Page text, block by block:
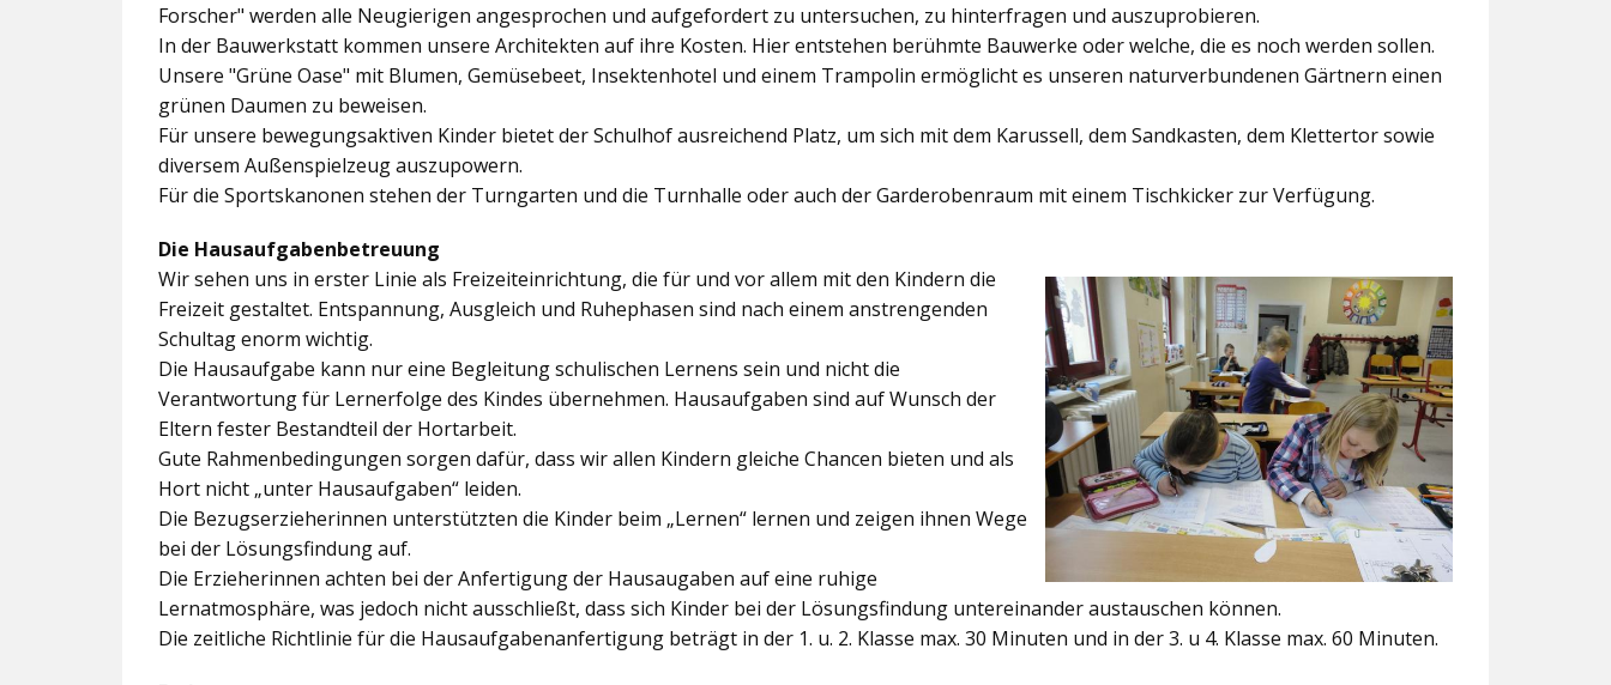
Forscher" werden alle Neugierigen angesprochen und aufgefordert zu untersuchen, zu hinterfragen und auszuprobieren.
In der Bauwerkstatt kommen unsere Architekten auf ihre Kosten. Hier entstehen berühmte Bauwerke oder welche, die es noch werden sollen.
Unsere "Grüne Oase" mit Blumen, Gemüsebeet, Insektenhotel und einem Trampolin ermöglicht es unseren naturverbundenen Gärtnern einen
grünen Daumen zu beweisen.
Für unsere bewegungsaktiven Kinder bietet derSchulhofausreichend Platz, um sich mit dem Karussell, dem Sandkasten, dem Klettertor sowie
diversem Außenspielzeug auszupowern.
Für die Sportskanonen stehen der Turngarten und die Turnhalle oder auch derGarderobenraum mit einem Tischkicker zur Verfügung.
Die Hausaufgabenbetreuung
Wir sehen uns in erster Linie als Freizeiteinrichtung, die für und vor allem mit den Kindern die
Freizeit gestaltet. Entspannung, Ausgleich und Ruhephasen sind nach einem anstrengenden
Schultag enorm wichtig.
Die Hausaufgabe kann nur eine Begleitung schulischen Lernens sein und nicht die
Verantwortung für Lernerfolge des Kindes übernehmen. Hausaufgaben sind auf Wunsch der
Eltern fester Bestandteil der Hortarbeit.
Gute Rahmenbedingungen sorgen dafür, dass wir allen Kindern gleiche Chancen bieten und als
Hort nicht „unter Hausaufgaben“ leiden.
Die Bezugserzieherinnen unterstützten die Kinder beim „Lernen“ lernen und zeigen ihnen Wege
bei der Lösungsfindung auf.
Die Erzieherinnen achten bei der Anfertigung der Hausaugaben auf eine ruhige
Lernatmosphäre, was jedoch nicht ausschließt, dass sich Kinder bei der Lösungsfindung untereinander austauschen können.
Die zeitliche Richtlinie für die Hausaufgabenanfertigung beträgt in der 1. u. 2. Klasse max. 30 Minuten und in der 3. u 4. Klasse max. 60 Minuten.